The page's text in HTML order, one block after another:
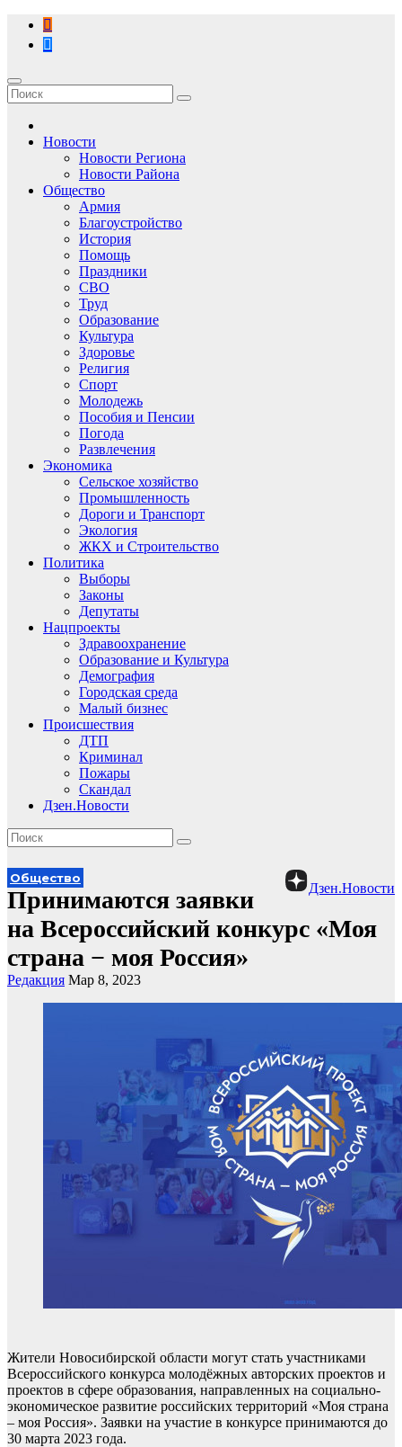
Перейти
содержимому
Новости
Новости Региона
Новости Района
Общество
Армия
Благоустройство
История
Помощь
Праздники
СВО
Труд
Образование
Культура
Здоровье
Религия
Спорт
Молодежь
Пособия и Пенсии
Погода
Развлечения
Экономика
Сельское хозяйство
Промышленность
Дороги и Транспорт
Экология
ЖКХ и Строительство
Политика
Выборы
Законы
Депутаты
Нацпроекты
Здравоохранение
Образование и Культура
Демография
Городская среда
Малый бизнес
Происшествия
ДТП
Криминал
Пожары
Скандал
Дзен.Новости
Дзен.Новости
Общество
Принимаются заявки
на Всероссийский конкурс «Моя
страна − моя Россия»
Редакция Мар 8, 2023
Жители Новосибирской области могут стать участниками
Всероссийского конкурса молодёжных авторских проектов и
проектов в сфере образования, направленных на социально-
экономическое развитие российских территорий «Моя страна
– моя Россия». Заявки на участие в конкурсе принимаются до
30 марта 2023 года.